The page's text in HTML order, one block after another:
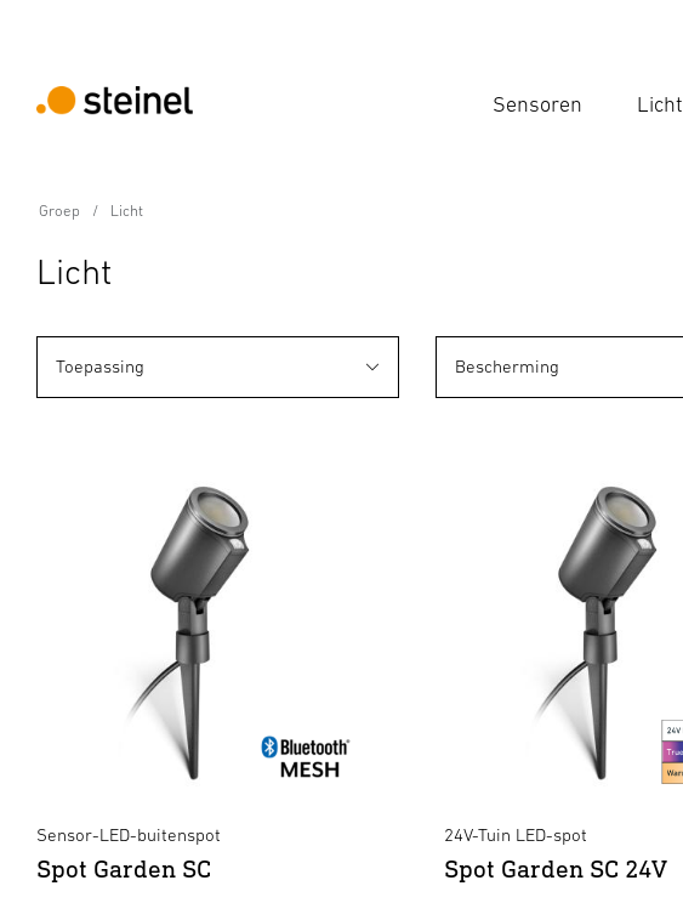
Sensoren Licht
Groep Licht
Licht
Toepassing Bescherming
Sensor-LED-buitenspot
Spot Garden SC
24V-Tuin LED-spot
Spot Garden SC 24V